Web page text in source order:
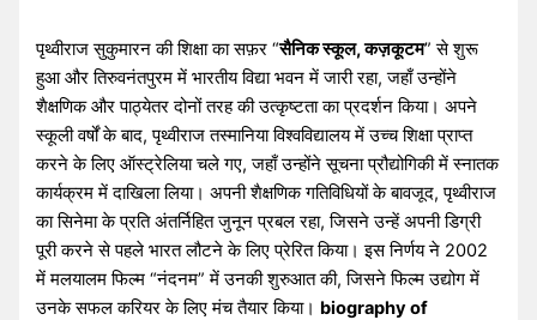
पृथ्वीराज सुकुमारन की शिक्षा का सफ़र “सैनिक स्कूल, कज़कूटम” से शुरू
हुआ और तिरुवनंतपुरम में भारतीय विद्या भवन में जारी रहा, जहाँ उन्होंने
शैक्षणिक और पाठ्येतर दोनों तरह की उत्कृष्टता का प्रदर्शन किया। अपने
स्कूली वर्षों के बाद, पृथ्वीराज तस्मानिया विश्वविद्यालय में उच्च शिक्षा प्राप्त
करने के लिए ऑस्ट्रेलिया चले गए, जहाँ उन्होंने सूचना प्रौद्योगिकी में स्नातक
कार्यक्रम में दाखिला लिया। अपनी शैक्षणिक गतिविधियों के बावजूद, पृथ्वीराज
का सिनेमा के प्रति अंतर्निहित जुनून प्रबल रहा, जिसने उन्हें अपनी डिग्री
पूरी करने से पहले भारत लौटने के लिए प्रेरित किया। इस निर्णय ने 2002
में मलयालम फिल्म “नंदनम” में उनकी शुरुआत की, जिसने फिल्म उद्योग में
उनके सफल करियर के लिए मंच तैयार किया। biography of